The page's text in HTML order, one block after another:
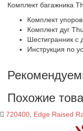
Комплект багажника
Комплект
Комплект дуг
Шестигранник с
Инструкция по
Похожие
720400, Edge Raised